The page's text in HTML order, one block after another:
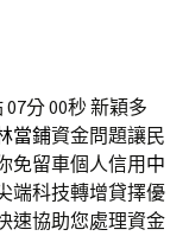
分 00秒新穎多
當鋪資金問題讓民
免留車個人信用 中
端科技轉增貸擇優
速協助您處理資金